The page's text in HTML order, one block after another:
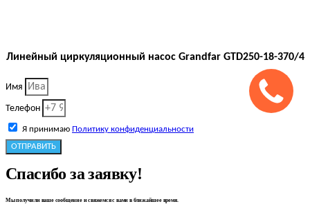
Линейный циркуляционный насос Grandfar GTD250-18-370/4
Имя
Телефон
Я принимаю Политику конфиденциальности
ОТПРАВИТЬ
Спасибо за заявку!
Мы получили ваше сообщение и свяжемся с вами в ближайшее время.